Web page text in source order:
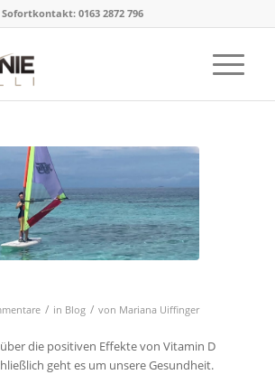
Sofortkontakt: 0163 2872 796
/ in Blog / von Mariana Uiffinger
die positiven Effekte von Vitamin D
geht es um unsere Gesundheit.